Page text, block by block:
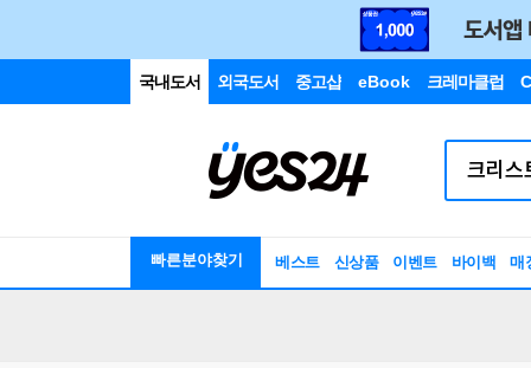
국내도서 외국도서 중고샵 eBook 크레마클럽
빠른분야찾기 베스트 신상품 이벤트 바이백 매